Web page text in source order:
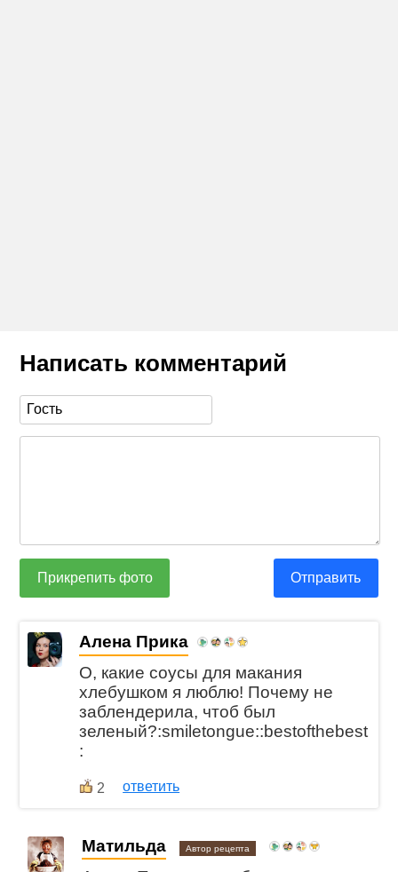
Написать комментарий
Прикрепить фото Отправить
Алена Прика
О, какие соусы для макания
хлебушком я люблю! Почему не
заблендерила, чтоб был
зеленый?:smiletongue::bestofthebest
:
2 ответить
Матильда Автор рецепта